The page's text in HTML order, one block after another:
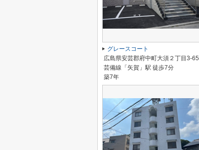
グレースコート
広島県安芸郡府中町大須２丁目3-65
芸備線「矢賀」駅 徒歩7分
築7年